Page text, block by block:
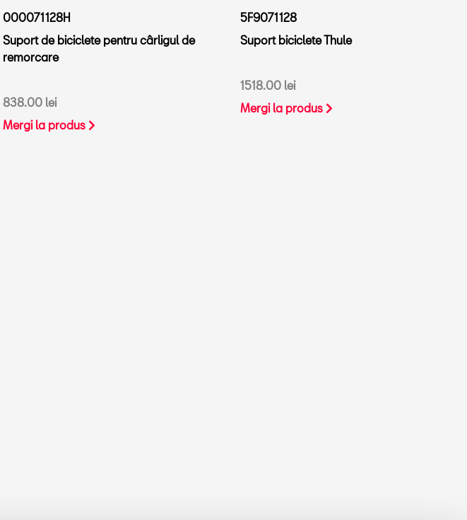
000071128H
Suport de biciclete pentru cârligul de
remorcare
838.00 lei
Mergi la produs
5F9071128
Suport biciclete Thule
1518.00 lei
Mergi la produs